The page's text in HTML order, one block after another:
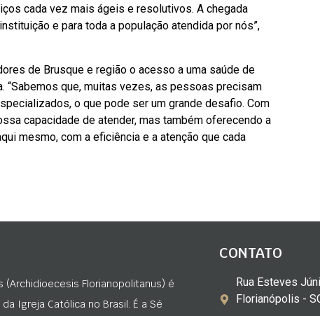
cada vez mais ágeis e resolutivos. A chegada
e para toda a população atendida por nós”,
de Brusque e região o acesso a uma saúde de
“Sabemos que, muitas vezes, as pessoas precisam
o que pode ser um grande desafio. Com
capacidade de atender, mas também oferecendo a
mesmo, com a eficiência e a atenção que cada
(Archidioecesis Florianopolitanus) é
Igreja Católica no Brasil. É a Sé
CONTATO
Rua Esteves
Florianópolis -